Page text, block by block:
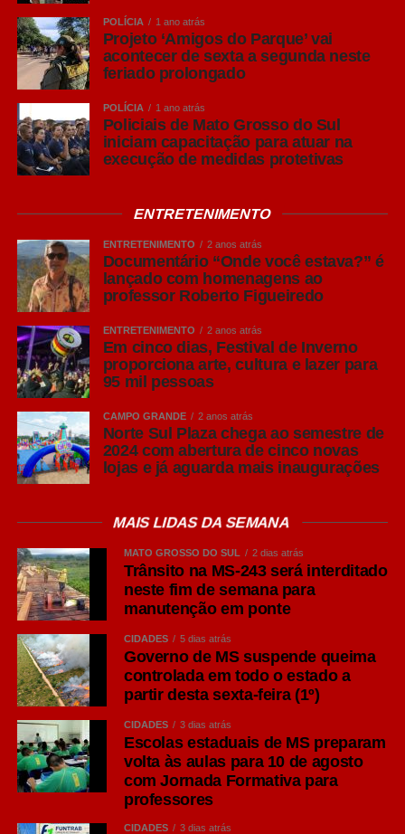
Resumo da Folia na Capital
Item
Detalhes
Público Estimado
+100 mil foliões
Investimento
Estadual
R$ 2,6 milhões (Recorde)
Local dos Desfiles
Praça do Papa
Impacto Econômico
Comércio, Hotelaria e
Gastronomia
COMENTE ABAIXO:
WhatsApp
Facebook
Twitter
Messenger
POLÍCIA 1 ano atrás
Projeto ‘Amigos do Parque’ vai
acontecer de sexta a segunda neste
feriado prolongado
POLÍCIA 1 ano atrás
Policiais de Mato Grosso do Sul
iniciam capacitação para atuar na
execução de medidas protetivas
ENTRETENIMENTO
ENTRETENIMENTO 2 anos atrás
Documentário “Onde você estava?” é
lançado com homenagens ao
professor Roberto Figueiredo
ENTRETENIMENTO 2 anos atrás
Em cinco dias, Festival de Inverno
proporciona arte, cultura e lazer para
95 mil pessoas
CAMPO GRANDE 2 anos atrás
Norte Sul Plaza chega ao semestre de
2024 com abertura de cinco novas
lojas e já aguarda mais inaugurações
MAIS LIDAS DA SEMANA
MATO GROSSO DO SUL 2 dias atrás
Trânsito na MS-243 será interditado
neste fim de semana para
manutenção em ponte
CIDADES 5 dias atrás
Governo de MS suspende queima
controlada em todo o estado a
partir desta sexta-feira (1º)
CIDADES 3 dias atrás
Escolas estaduais de MS preparam
volta às aulas para 10 de agosto
com Jornada Formativa para
professores
CIDADES 3 dias atrás